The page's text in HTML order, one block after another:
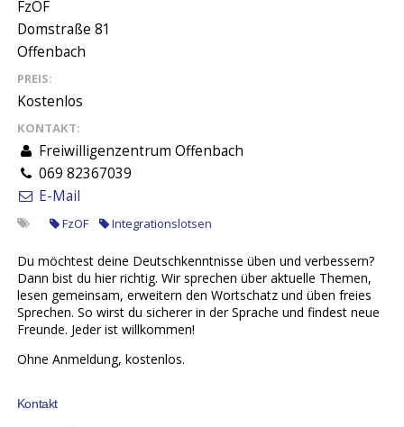
FzOF
Domstraße 81
Offenbach
PREIS:
Kostenlos
KONTAKT:
Freiwilligenzentrum Offenbach
069 82367039
E-Mail
FzOF Integrationslotsen
Du möchtest deine Deutschkenntnisse üben und verbessern?
Dann bist du hier richtig. Wir sprechen über aktuelle Themen,
lesen gemeinsam, erweitern den Wortschatz und üben freies
Sprechen. So wirst du sicherer in der Sprache und findest neue
Freunde. Jeder ist willkommen!
Ohne Anmeldung, kostenlos.
Kontakt